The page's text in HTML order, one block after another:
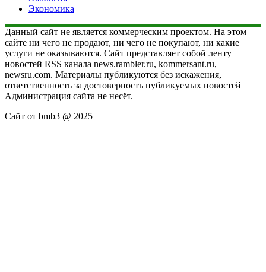
Экономика
Данный сайт не является коммерческим проектом. На этом
сайте ни чего не продают, ни чего не покупают, ни какие
услуги не оказываются. Сайт представляет собой ленту
новостей RSS канала news.rambler.ru, kommersant.ru,
newsru.com. Материалы публикуются без искажения,
ответственность за достоверность публикуемых новостей
Администрация сайта не несёт.
Сайт от bmb3 @ 2025